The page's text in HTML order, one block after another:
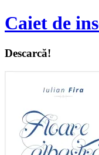
Caiet de
Descarcă!